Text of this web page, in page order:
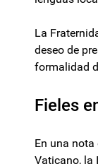
La
deseo de
formalidad
Fieles
En una
Vaticano, la